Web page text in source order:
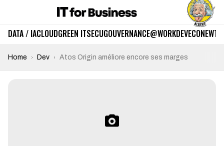
DATA / IACLOUDGREEN ITSECUGOUVERNANCE@WORKDEVECO
Home Dev Atos Origin améliore encore ses marges